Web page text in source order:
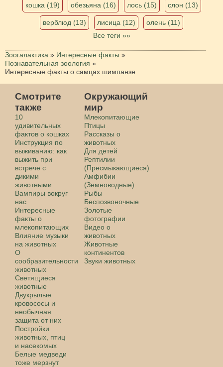
кошка (19) обезьяна (16) лось (15) слон (13)
верблюд (13) лисица (12)
олень (11)
Все теги »»
Зоогалактика » Интересные факты »
Познавательная зоология »
Интересные факты о самцах шимпанзе
Смотрите
также
10
удивительных
фактов о кошках
Инструкция по
выживанию: как
выжить при
встрече с
дикими
животными
Вампиры вокруг
нас
Интересные
факты о
млекопитающих
Влияние музыки
на животных
О
сообразительности
животных
Светящиеся
животные
Двукрылые
кровососы и
необычная
защита от них
Постройки
животных, птиц
и насекомых
Белые медведи
тоже мерзнут
Окружающий
мир
Млекопитающие
Птицы
Рассказы о
животных
Для детей
Рептилии
(Пресмыкающиеся)
Амфибии
(Земноводные)
Рыбы
Беспозвоночные
Золотые
фотографии
Видео о
животных
Животные
континентов
Звуки животных